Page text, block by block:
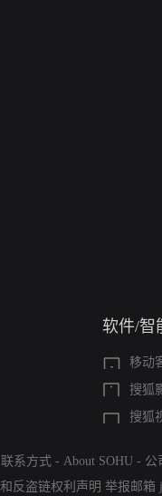
软件/智
移动
搜狐
搜狐
联系方式 - About SOHU - 公
反盗链权利声明 举报邮箱